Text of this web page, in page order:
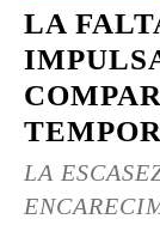
LA
LA